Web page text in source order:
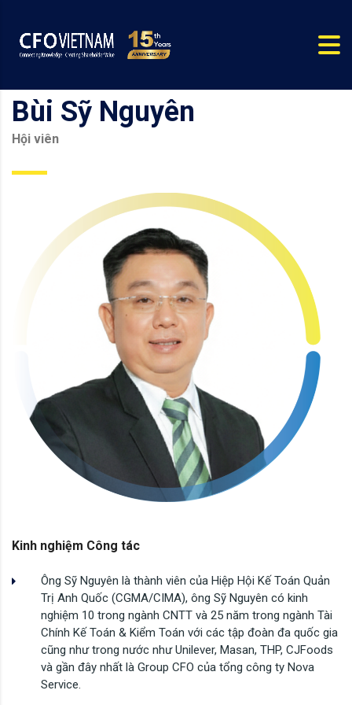
Bùi Sỹ Nguyên
Hội viên
Kinh nghiệm Công tác
Ông Sỹ Nguyên là thành viên của Hiệp Hội Kế Toán Quản
Trị Anh Quốc (CGMA/CIMA), ông Sỹ Nguyên có kinh
nghiệm 10 trong ngành CNTT và 25 năm trong ngành Tài
Chính Kế Toán & Kiểm Toán với các tập đoàn đa quốc gia
cũng như trong nước như Unilever, Masan, THP, CJFoods
và gần đây nhất là Group CFO của tổng công ty Nova
Service.